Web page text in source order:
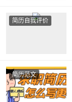
简历自我评价
简历范文